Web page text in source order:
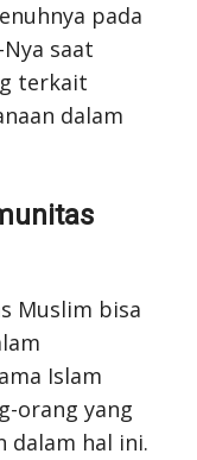
pada
saat
terkait
dalam
Muslim bisa
Islam
orang yang
dalam hal ini.